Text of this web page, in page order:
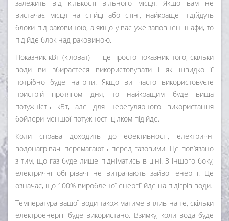
залежить від кількості вільного місця. Якщо вам не
вистачає місця на стійці або стіні, найкраще підійдуть
блоки під раковиною, а якщо у вас уже заповнені шафи, то
підійде блок над раковиною.
Показник кВт (кіловат) — це просто показник того, скільки
води ви збираєтеся використовувати і як швидко її
потрібно буде нагріти. Якщо ви часто використовуєте
пристрій протягом дня, то найкращим буде вища
потужність кВт, але для нерегулярного використання
бойлери меншої потужності цілком підійде.
Коли справа доходить до ефективності, електричні
водонагрівачі перемагають перед газовими. Це пов’язано
з тим, що газ буде лише підніматись в ціні. З іншого боку,
електричні обігрівачі не витрачають зайвої енергії. Це
означає, що 100% виробленої енергії йде на підігрів води.
Температура вашої води також матиме вплив на те, скільки
електроенергії буде використано. Взимку, коли вода буде